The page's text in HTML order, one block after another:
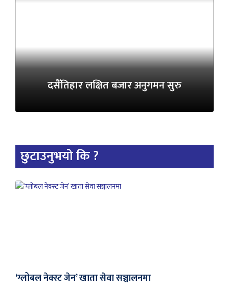
दसैँतिहार लक्षित बजार अनुगमन सुरु
छुटाउनुभयो कि ?
‘ग्लोबल नेक्स्ट जेन’ खाता सेवा सञ्चालनमा